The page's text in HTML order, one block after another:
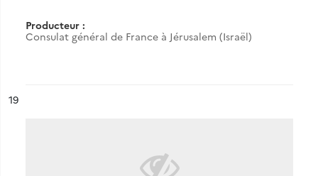
Producteur :
Consulat général de France à Jérusalem (Israël)
n°
19